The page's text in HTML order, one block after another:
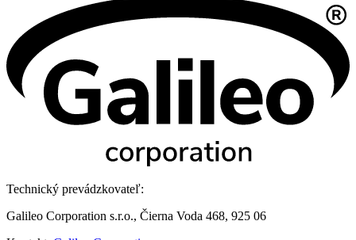
Technický prevádzkovateľ:
Galileo Corporation s.r.o., Čierna Voda 468, 925 06